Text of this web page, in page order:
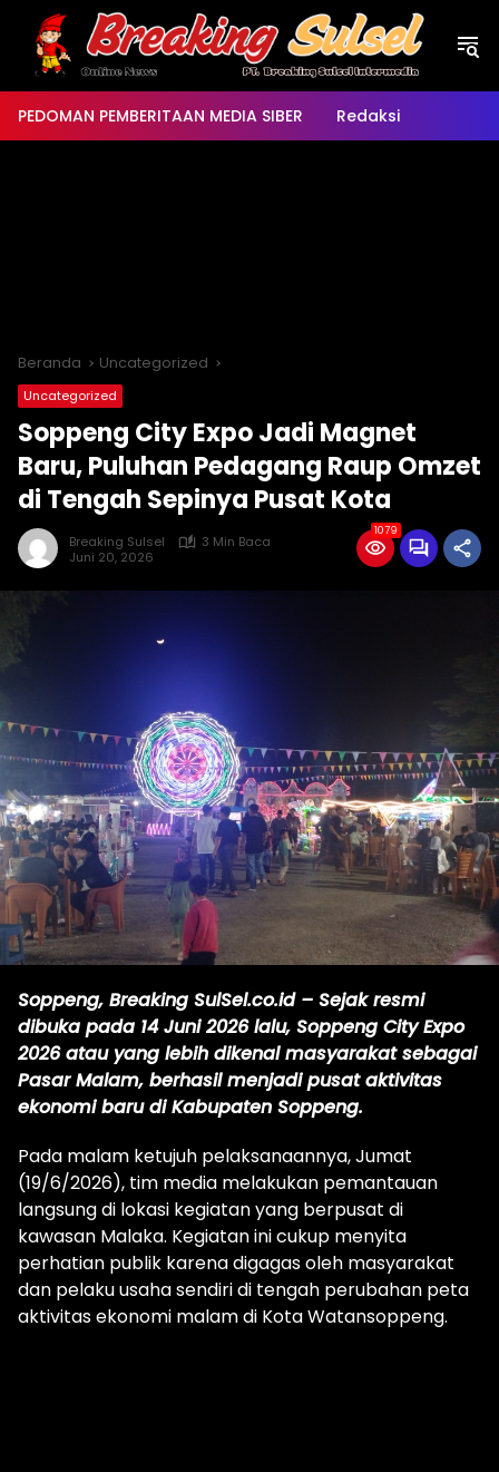
Langsung
konten
PEDOMAN PEMBERITAAN MEDIA SIBER Redaksi
Beranda Uncategorized
Uncategorized
Soppeng City Expo Jadi Magnet
Baru, Puluhan Pedagang Raup Omzet
di Tengah Sepinya Pusat Kota
Breaking Sulsel
3 Min Baca
Juni 20, 2026
1079
Soppeng, Breaking SulSel.co.id – Sejak resmi
dibuka pada 14 Juni 2026 lalu, Soppeng City Expo
2026 atau yang lebih dikenal masyarakat sebagai
Pasar Malam, berhasil menjadi pusat aktivitas
ekonomi baru di Kabupaten Soppeng.
Pada malam ketujuh pelaksanaannya, Jumat
(19/6/2026), tim media melakukan pemantauan
langsung di lokasi kegiatan yang berpusat di
kawasan Malaka. Kegiatan ini cukup menyita
perhatian publik karena digagas oleh masyarakat
dan pelaku usaha sendiri di tengah perubahan peta
aktivitas ekonomi malam di Kota Watansoppeng.